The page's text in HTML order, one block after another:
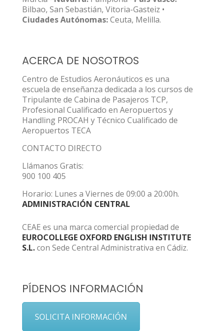
Bilbao, San Sebastián, Vitoria-Gasteiz •
Ciudades Autónomas:Ceuta, Melilla.
ACERCA DE NOSOTROS
Centro de Estudios Aeronáuticos es una
escuela de enseñanza dedicada a los cursos de
Tripulante de Cabina de Pasajeros TCP,
Profesional Cualificado en Aeropuertos y
Handling PROCAH y Técnico Cualificado de
Aeropuertos TECA
CONTACTO DIRECTO
Llámanos Gratis:
900 100 405
Horario: Lunes a Viernes de 09:00 a 20:00h.
ADMINISTRACIÓN CENTRAL
CEAE es una marca comercial propiedad de
EUROCOLLEGE OXFORD ENGLISH INSTITUTE
S.L.con Sede Central Administrativa en Cádiz.
PÍDENOS INFORMACIÓN
SOLICITA INFORMACIÓN